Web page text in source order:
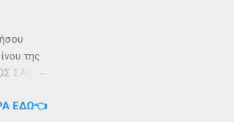
της
ΣΑΣΩΝ
τ.χλμ.
ΕΔΏ👈